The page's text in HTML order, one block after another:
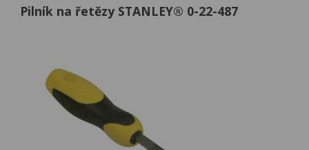
Pilník na řetězy STANLEY® 0-22-487